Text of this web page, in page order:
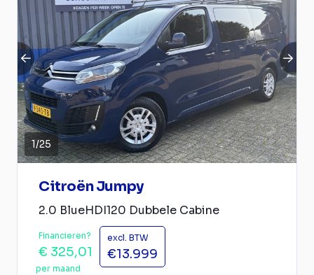
1/25
Citroën Jumpy
2.0 BlueHDI120 Dubbele Cabine
Financieren?
€ 325,01
per maand
excl. BTW
€13.999